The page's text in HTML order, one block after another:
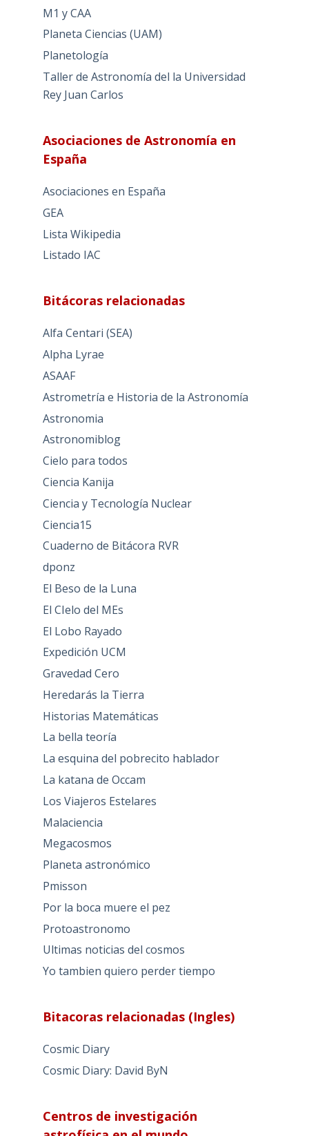
M1 y CAA
Planeta Ciencias (UAM)
Planetología
Taller de Astronomía del la Universidad
Rey Juan Carlos
Asociaciones de Astronomía en
España
Asociaciones en España
GEA
Lista Wikipedia
Listado IAC
Bitácoras relacionadas
Alfa Centari (SEA)
Alpha Lyrae
ASAAF
Astrometría e Historia de la Astronomía
Astronomia
Astronomiblog
Cielo para todos
Ciencia Kanija
Ciencia y Tecnología Nuclear
Ciencia15
Cuaderno de Bitácora RVR
dponz
El Beso de la Luna
El CIelo del MEs
El Lobo Rayado
Expedición UCM
Gravedad Cero
Heredarás la Tierra
Historias Matemáticas
La bella teoría
La esquina del pobrecito hablador
La katana de Occam
Los Viajeros Estelares
Malaciencia
Megacosmos
Planeta astronómico
Pmisson
Por la boca muere el pez
Protoastronomo
Ultimas noticias del cosmos
Yo tambien quiero perder tiempo
Bitacoras relacionadas (Ingles)
Cosmic Diary
Cosmic Diary: David ByN
Centros de investigación